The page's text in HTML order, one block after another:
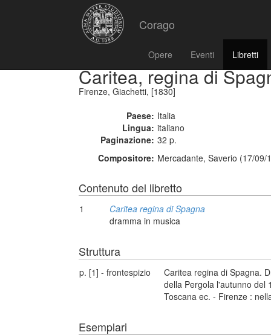
Corago
Opere Eventi Libretti
Caritea, regina di
Firenze, Giachetti, [1830]
Paese: Italia
Lingua: italiano
Paginazione: 32 p.
Compositore: Mercadante, Saverio (17/09/
Contenuto del libretto
1
Caritea regina di Spagna
dramma in musica
Struttura
p. [1] - frontespizio
Caritea regina di Spagna.
della Pergola l'autunno del
Toscana ec. - Firenze :
Esemplari